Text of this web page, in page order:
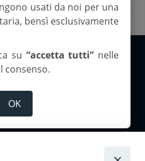
©Corriere Cesenate
usati da noi per una
bensì esclusivamente
su “accetta tutti” nelle
consenso.
OK